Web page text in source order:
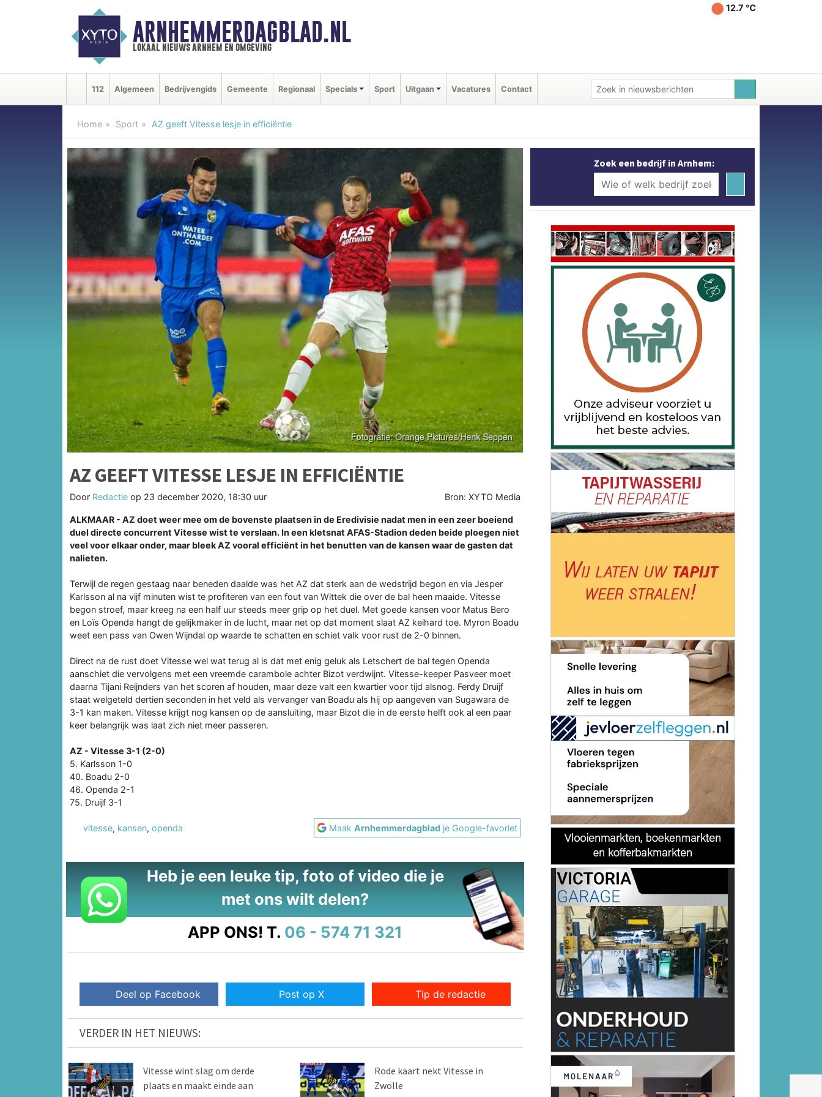
ARNHEMMERDAGBLAD.NL
lokaal nieuws arnhem en omgeving
12.7 ℃
112 Algemeen Bedrijvengids Gemeente Regionaal Specials Sport Uitgaan Vacatures Contact
Home Sport AZ geeft Vitesse lesje in efficiëntie
AZ GEEFT VITESSE LESJE IN EFFICIËNTIE
Door Redactie op 23 december 2020, 18:30 uur Bron: XYTO Media
ALKMAAR - AZ doet weer mee om de bovenste plaatsen in de Eredivisie nadat men in een zeer boeiend
duel directe concurrent Vitesse wist te verslaan. In een kletsnat AFAS-Stadion deden beide ploegen niet
veel voor elkaar onder, maar bleek AZ vooral efficiënt in het benutten van de kansen waar de gasten dat
nalieten.
Terwijl de regen gestaag naar beneden daalde was het AZ dat sterk aan de wedstrijd begon en via Jesper
Karlsson al na vijf minuten wist te profiteren van een fout van Wittek die over de bal heen maaide. Vitesse
begon stroef, maar kreeg na een half uur steeds meer grip op het duel. Met goede kansen voor Matus Bero
en Loïs Openda hangt de gelijkmaker in de lucht, maar net op dat moment slaat AZ keihard toe. Myron Boadu
weet een pass van Owen Wijndal op waarde te schatten en schiet valk voor rust de 2-0 binnen.
Direct na de rust doet Vitesse wel wat terug al is dat met enig geluk als Letschert de bal tegen Openda
aanschiet die vervolgens met een vreemde carambole achter Bizot verdwijnt. Vitesse-keeper Pasveer moet
daarna Tijani Reijnders van het scoren af houden, maar deze valt een kwartier voor tijd alsnog. Ferdy Druijf
staat welgeteld dertien seconden in het veld als vervanger van Boadu als hij op aangeven van Sugawara de
3-1 kan maken. Vitesse krijgt nog kansen op de aansluiting, maar Bizot die in de eerste helft ook al een paar
keer belangrijk was laat zich niet meer passeren.
AZ - Vitesse 3-1 (2-0)
5. Karlsson 1-0
40. Boadu 2-0
46. Openda 2-1
75. Druijf 3-1
vitesse, kansen, openda MaakArnhemmerdagblad je Google-favoriet
Heb je een leuke tip, foto of video die je
met ons wilt delen?
APP ONS! T. 06 - 574 71 321
Deel op Facebook Post op X Tip de redactie
VERDER IN HET NIEUWS:
Vitesse wint slag om derde
plaats en maakt einde aan
Rode kaart nekt Vitesse in
Zwolle
Zoek een bedrijf in Arnhem: